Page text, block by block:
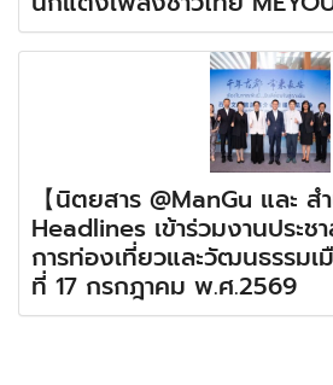
【นิตยสาร @ManGu และ
Headlines เข้าร่วมงานประ
การท่องเที่ยวและวัฒนธรรมเ
ที่ 17 กรกฎาคม พ.ศ.2569